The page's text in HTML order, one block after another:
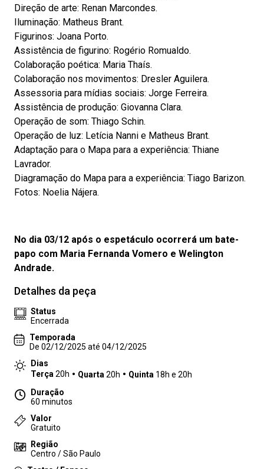
Direção de arte: Renan Marcondes.
Iluminação: Matheus Brant.
Figurinos: Joana Porto.
Assistência de figurino: Rogério Romualdo.
Colaboração poética: Maria Thaís.
Colaboração nos movimentos: Dresler Aguilera.
Assessoria para mídias sociais: Jorge Ferreira.
Assistência de produção: Giovanna Clara.
Operação de som: Thiago Schin.
Operação de luz: Letícia Nanni e Matheus Brant.
Adaptação para o Mapa para a experiência: Thiane
Lavrador.
Diagramação do Mapa para a experiência: Tiago Barizon.
Fotos: Noelia Nájera.
No dia 03/12 após o espetáculo ocorrerá um bate-
papo com Maria Fernanda Vomero e Welington
Andrade.
Detalhes da peça
Status
Encerrada
Temporada
De 02/12/2025 até 04/12/2025
Dias
Terça 20h Quarta 20h Quinta 18h e 20h
Duração
60 minutos
Valor
Gratuito
Região
Centro / São Paulo